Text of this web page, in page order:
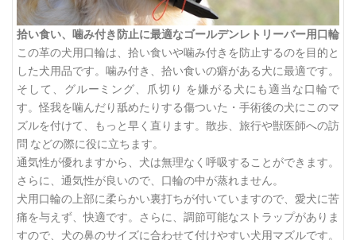
拾い食い、噛み付き防止に最適なゴールデンレトリーバー用口輪
この革の犬用口輪は、拾い食いや噛み付きを防止するのを目的と
した犬用品です。噛み付き、拾い食いの癖がある犬に最適です。
そして、グルーミング、爪切り を嫌がる犬にも適当な口輪で
す。怪我を噛んだり舐めたりする傷ついた・手術後の犬にこのマ
ズルを付けて、もっと早く直ります。散歩、旅行や獣医師への訪
問 などの際に役に立ちます。
通気性が優れますから、犬は無理なく呼吸することができます。
さらに、通気性が良いので、口輪の中が蒸れません。
犬用口輪の上部に柔らかい裏打ちが付いていますので、愛犬に苦
痛を与えず、快適です。さらに、調節可能なストラップがありま
すので、犬の鼻のサイズに合わせて付けやすい犬用マズルです。